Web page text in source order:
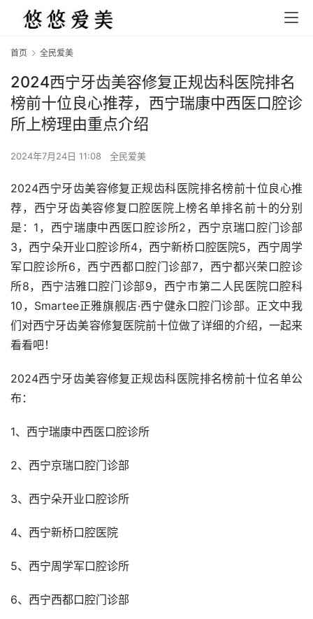
首页 全民爱美
2024西宁牙齿美容修复正规齿科医院排名
榜前十位良心推荐，西宁瑞康中西医口腔诊
所上榜理由重点介绍
2024年7月24日 11:08 全民爱美
2024西宁牙齿美容修复正规齿科医院排名榜前十位良心推
荐，西宁牙齿美容修复口腔医院上榜名单排名前十的分别
是：1，西宁瑞康中西医口腔诊所2，西宁京瑞口腔门诊部
3，西宁朵开业口腔诊所4，西宁新桥口腔医院5，西宁周学
军口腔诊所6，西宁西都口腔门诊部7，西宁都兴荣口腔诊
所8，西宁洁雅口腔门诊部9，西宁市第二人民医院口腔科
10，Smartee正雅旗舰店·西宁健永口腔门诊部。正文中我
们对西宁牙齿美容修复医院前十位做了详细的介绍，一起来
看看吧！
2024西宁牙齿美容修复正规齿科医院排名榜前十位名单公
布：
1、西宁瑞康中西医口腔诊所
2、西宁京瑞口腔门诊部
3、西宁朵开业口腔诊所
4、西宁新桥口腔医院
5、西宁周学军口腔诊所
6、西宁西都口腔门诊部